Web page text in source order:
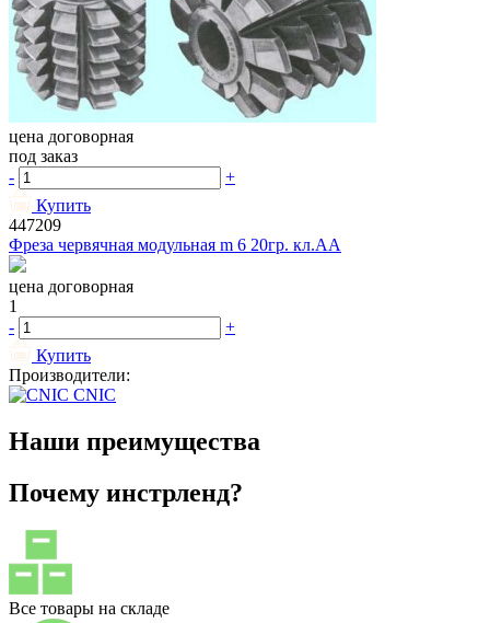
цена договорная
под заказ
-
+
Купить
447209
Фреза червячная модульная m 6 20гр. кл.АА
цена договорная
1
-
+
Купить
Производители:
CNIC
Наши преимущества
Почему инстрленд?
Все товары на складе